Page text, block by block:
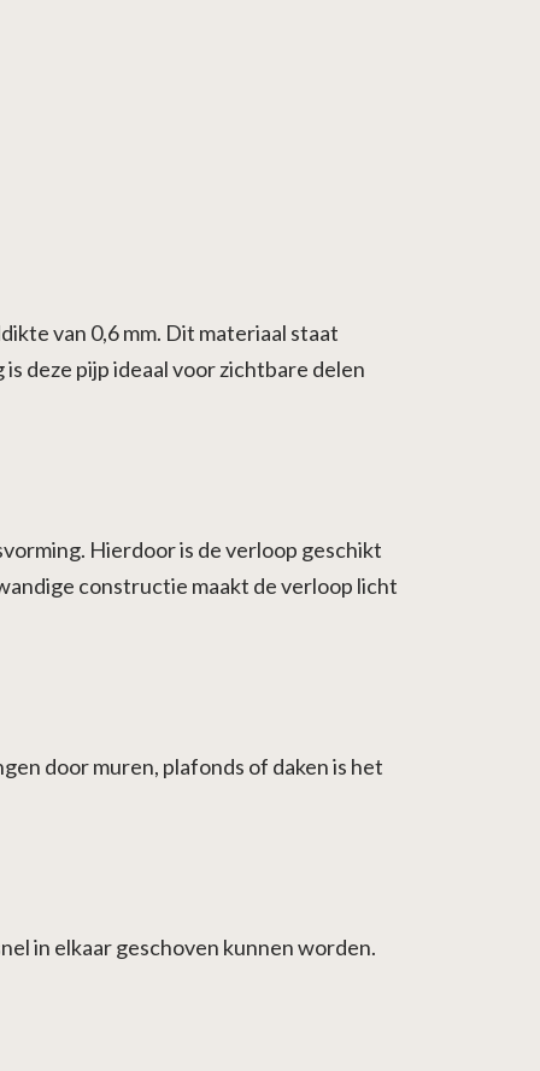
van 0,6 mm. Dit materiaal staat
deze pijp ideaal voor zichtbare delen
Hierdoor is de verloop geschikt
constructie maakt de verloop licht
door muren, plafonds of daken is het
in elkaar geschoven kunnen worden.